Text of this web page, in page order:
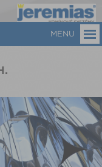
MENU